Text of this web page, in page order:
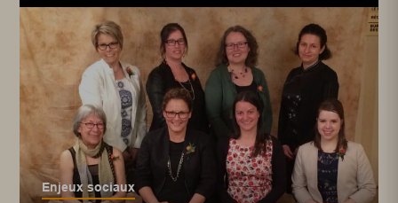
Enjeux sociaux